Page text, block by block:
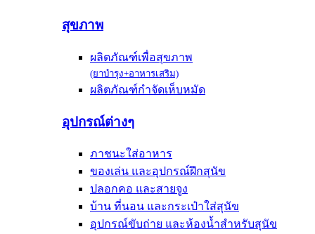
สุขภาพ
ผลิตภัณฑ์เพื่อสุขภาพ
(ยาบำรุง+อาหารเสริม)
ผลิตภัณฑ์กำจัดเห็บหมัด
อุปกรณ์ต่างๆ
ภาชนะใส่อาหาร
ของเล่น และอุปกรณ์ฝึกสุนัข
ปลอกคอ และสายจูง
บ้าน ที่นอน และกระเป๋าใส่สุนัข
อุปกรณ์ขับถ่าย และห้องน้ำสำหรับสุนัข